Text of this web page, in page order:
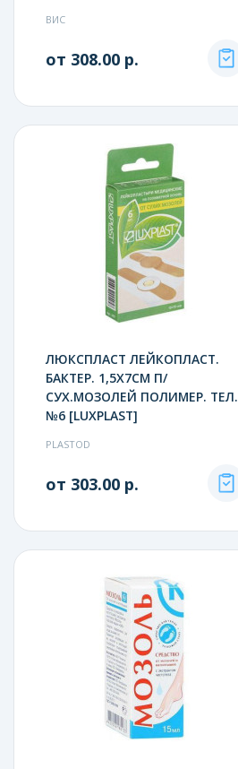
ВИС
от 308.00 р.
ЛЮКСПЛАСТ ЛЕЙКОПЛАСТ.
БАКТЕР. 1,5Х7СМ П/
СУХ.МОЗОЛЕЙ ПОЛИМЕР. ТЕЛ.
№6 [LUXPLAST]
PLASTOD
от 303.00 р.